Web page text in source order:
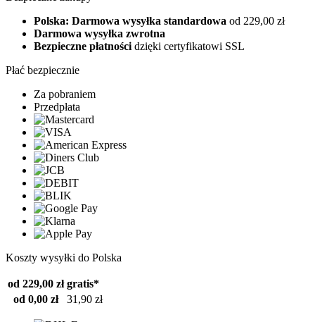
Polska: Darmowa wysyłka standardowa od 229,00 zł
Darmowa wysyłka zwrotna
Bezpieczne płatności dzięki certyfikatowi SSL
Płać bezpiecznie
Za pobraniem
Przedpłata
Koszty wysyłki do Polska
od 229,00 zł gratis*
od 0,00 zł
31,90 zł